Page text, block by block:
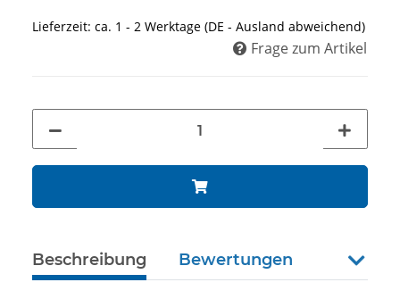
Lieferzeit: ca. 1 - 2 Werktage (DE - Ausland abweichend)
Frage zum Artikel
Beschreibung Bewertungen